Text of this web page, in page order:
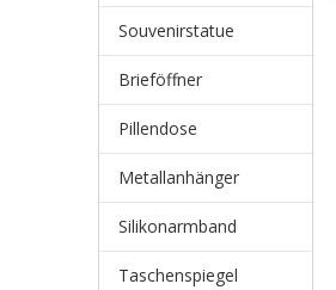
Souvenirstatue
Brieföffner
Pillendose
Metallanhänger
Silikonarmband
Taschenspiegel